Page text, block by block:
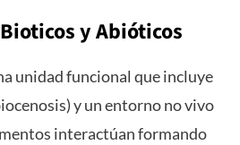
y Abióticos
unidad funcional que incluye
y un entorno no vivo
interactúan formando